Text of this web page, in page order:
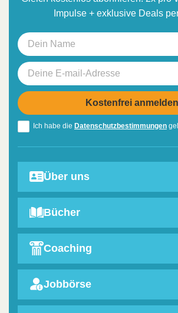
Impulse + exklusive Deals
Ich habe die Datenschutzbestimmungen
Über uns
Bücher
Coaching
Jobbörse